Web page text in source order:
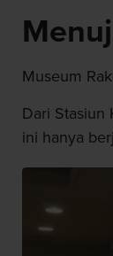
Museum
Dari Stasiun
ini hanya